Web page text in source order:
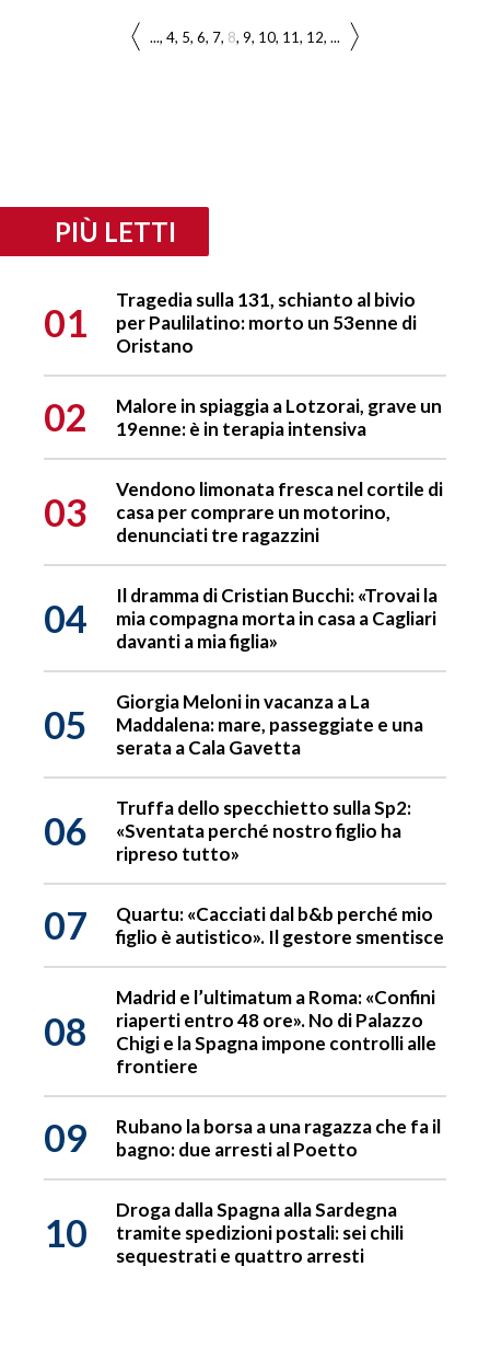
... 4 5 6 7 8 9 10 11 12 ...
PIÙ LETTI
01
Tragedia sulla 131, schianto al bivio
per Paulilatino: morto un 53enne di
Oristano
02
Malore in spiaggia a Lotzorai, grave un
19enne: è in terapia intensiva
03
Vendono limonata fresca nel cortile di
casa per comprare un motorino,
denunciati tre ragazzini
04
Il dramma di Cristian Bucchi: «Trovai la
mia compagna morta in casa a Cagliari
davanti a mia figlia»
05
Giorgia Meloni in vacanza a La
Maddalena: mare, passeggiate e una
serata a Cala Gavetta
06
Truffa dello specchietto sulla Sp2:
«Sventata perché nostro figlio ha
ripreso tutto»
07
Quartu: «Cacciati dal b&b perché mio
figlio è autistico». Il gestore smentisce
08
Madrid e l’ultimatum a Roma: «Confini
riaperti entro 48 ore». No di Palazzo
Chigi e la Spagna impone controlli alle
frontiere
09
Rubano la borsa a una ragazza che fa il
bagno: due arresti al Poetto
10
Droga dalla Spagna alla Sardegna
tramite spedizioni postali: sei chili
sequestrati e quattro arresti